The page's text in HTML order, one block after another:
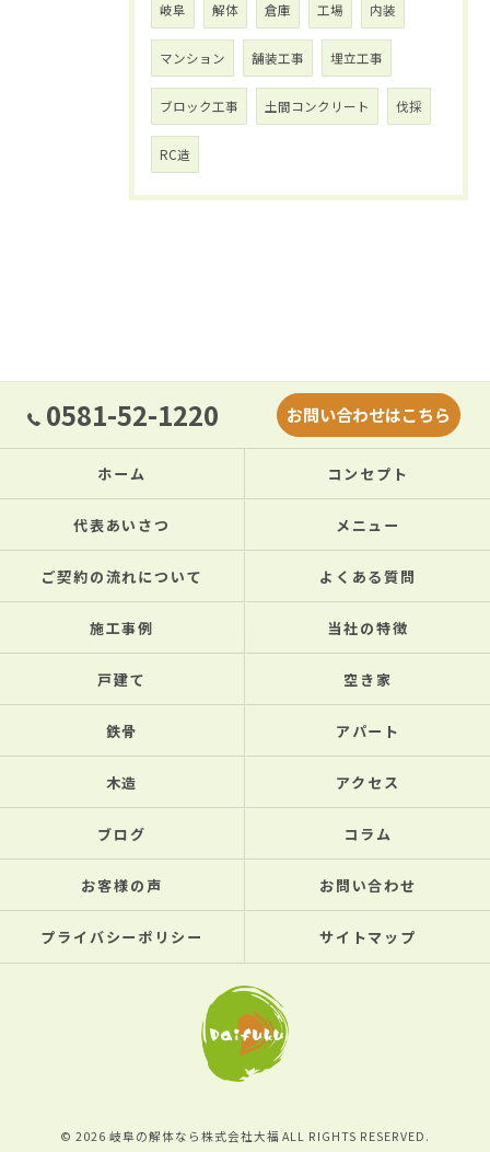
岐阜 解体 倉庫 工場 内装
マンション 舗装工事 埋立工事
ブロック工事 土間コンクリート 伐採
RC造
0581-52-1220 お問い合わせはこちら
ホーム コンセプト
代表あいさつ メニュー
ご契約の流れについて よくある質問
施工事例 当社の特徴
戸建て 空き家
鉄骨 アパート
木造 アクセス
ブログ コラム
お客様の声 お問い合わせ
プライバシーポリシー サイトマップ
© 2026 岐阜の解体なら株式会社大福 ALL RIGHTS RESERVED.